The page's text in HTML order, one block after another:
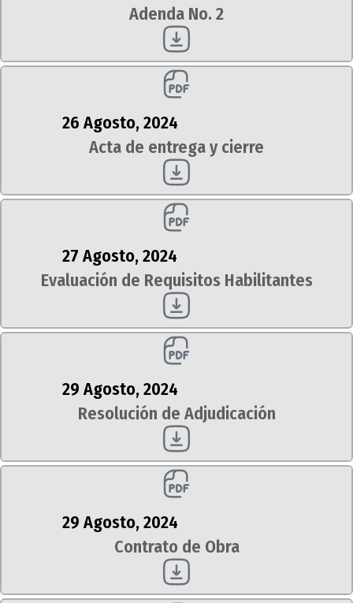
Adenda No. 2
26 Agosto, 2024
Acta de entrega y cierre
27 Agosto, 2024
Evaluación de Requisitos Habilitantes
29 Agosto, 2024
Resolución de Adjudicación
29 Agosto, 2024
Contrato de Obra